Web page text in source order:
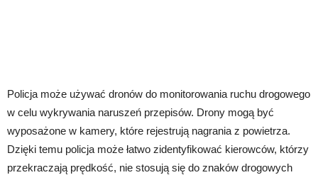
Policja może używać dronów do monitorowania ruchu drogowego
w celu wykrywania naruszeń przepisów. Drony mogą być
wyposażone w kamery, które rejestrują nagrania z powietrza.
Dzięki temu policja może łatwo zidentyfikować kierowców, którzy
przekraczają prędkość, nie stosują się do znaków drogowych